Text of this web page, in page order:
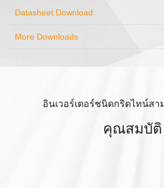
Datasheet Download
More Downloads
อินเวอร์เตอร์ชนิดกริดไทน์สา
คุณสมบัติ